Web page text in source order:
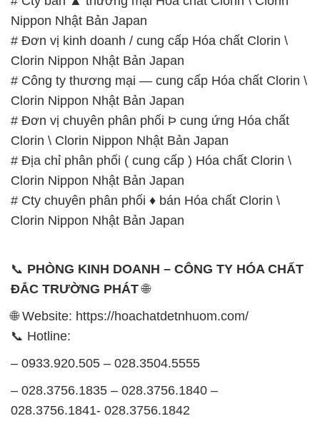
Clorin Nippon Nhật Bản Japan
# Đơn vị chuyên phân phối Þ cung ứng Hóa chất
Clorin \ Clorin Nippon Nhật Bản Japan
# Địa chỉ phân phối ( cung cấp ) Hóa chất Clorin \
Clorin Nippon Nhật Bản Japan
# Cty chuyên phân phối ♦ bán Hóa chất Clorin \
Clorin Nippon Nhật Bản Japan
📞PHÒNG KINH DOANH – CÔNG TY HÓA CHẤT
ĐẮC TRƯỜNG PHÁT🌐
🌐 Website: https://hoachatdetnhuom.com/
– 0933.920.505 – 028.3504.5555
028.3756.1841- 028.3756.1842
0902.765.866
📧 Email: hoachat@dactruongphat.vn